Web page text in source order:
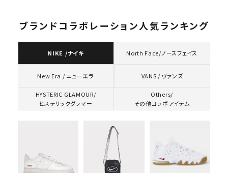
ブランドコラボレーション人気ランキング
NIKE /ナイキ North Face/ノースフェイス
New Era / ニューエラ VANS / ヴァンズ
HYSTERIC GLAMOUR/
ヒステリックグラマー
Others/
その他コラボアイテム